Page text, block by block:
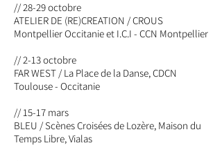
//28-29 octobre
ATELIER DE (RE)CREATION /CROUS
Montpellier Occitanie et I.C.I - CCN Montpellier
// 2-13 octobre
FAR WEST / La Place de la Danse, CDCN
Toulouse - Occitanie
// 15-17 mars
BLEU / Scènes Croisées de Lozère, Maison du
Temps Libre, Vialas